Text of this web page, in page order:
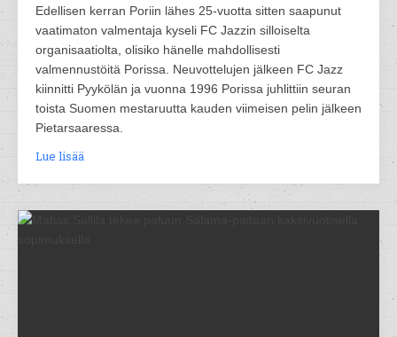
Edellisen kerran Poriin lähes 25-vuotta sitten saapunut
vaatimaton valmentaja kyseli FC Jazzin silloiselta
organisaatiolta, olisiko hänelle mahdollisesti
valmennustöitä Porissa. Neuvottelujen jälkeen FC Jazz
kiinnitti Pyykölän ja vuonna 1996 Porissa juhlittiin seuran
toista Suomen mestaruutta kauden viimeisen pelin jälkeen
Pietarsaaressa.
Lue lisää